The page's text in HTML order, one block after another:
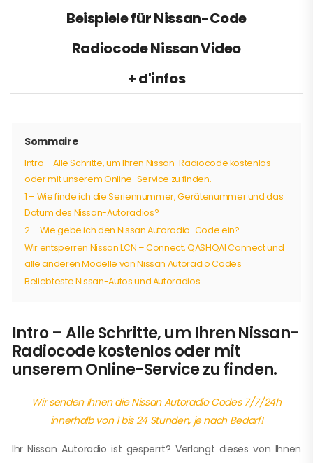
Beispiele für Nissan-Code
Radiocode Nissan Video
+ d'infos
Sommaire
Intro – Alle Schritte, um Ihren Nissan-Radiocode kostenlos
oder mit unserem Online-Service zu finden.
1 – Wie finde ich die Seriennummer, Gerätenummer und das
Datum des Nissan-Autoradios?
2 – Wie gebe ich den Nissan Autoradio-Code ein?
Wir entsperren Nissan LCN – Connect, QASHQAI Connect und
alle anderen Modelle von Nissan Autoradio Codes
Beliebteste Nissan-Autos und Autoradios
Intro – Alle Schritte, um Ihren Nissan-
Radiocode kostenlos oder mit
unserem Online-Service zu finden.
Wir senden Ihnen die Nissan Autoradio Codes 7/7/24h
innerhalb von 1 bis 24 Stunden, je nach Bedarf!
Ihr Nissan Autoradio ist gesperrt? Verlangt dieses von Ihnen